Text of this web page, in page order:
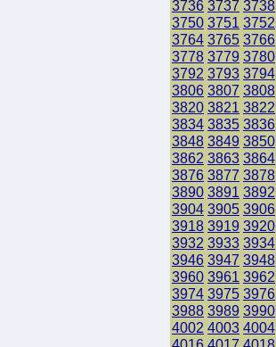
3736 3737 3738
3750 3751 3752
3764 3765 3766
3778 3779 3780
3792 3793 3794
3806 3807 3808
3820 3821 3822
3834 3835 3836
3848 3849 3850
3862 3863 3864
3876 3877 3878
3890 3891 3892
3904 3905 3906
3918 3919 3920
3932 3933 3934
3946 3947 3948
3960 3961 3962
3974 3975 3976
3988 3989 3990
4002 4003 4004